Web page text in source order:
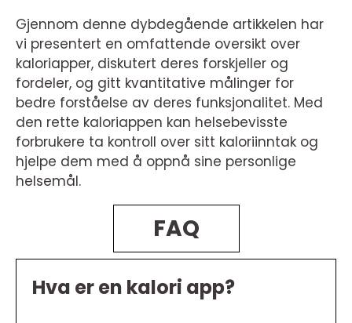
Gjennom denne dybdegående artikkelen har
vi presentert en omfattende oversikt over
kaloriapper, diskutert deres forskjeller og
fordeler, og gitt kvantitative målinger for
bedre forståelse av deres funksjonalitet. Med
den rette kaloriappen kan helsebevisste
forbrukere ta kontroll over sitt kaloriinntak og
hjelpe dem med å oppnå sine personlige
helsemål.
FAQ
Hva er en kalori app?